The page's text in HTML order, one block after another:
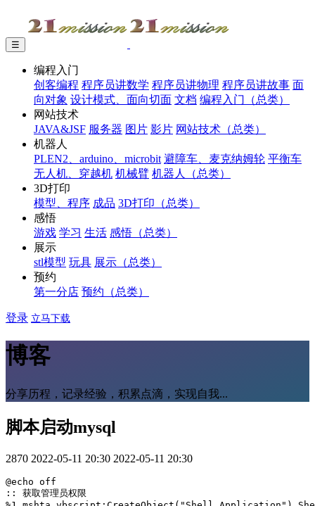
☰
编程入门
创客编程 程序员讲数学 程序员讲物理 程序员讲故事 面
向对象 设计模式、面向切面 文档 编程入门（总类）
网站技术
JAVA&JSF 服务器 图片 影片 网站技术（总类）
机器人
PLEN2、arduino、microbit 避障车、麦克纳姆轮 平衡车
无人机、穿越机 机械臂 机器人（总类）
3D打印
模型、程序 成品 3D打印（总类）
感悟
游戏 学习 生活 感悟（总类）
展示
stl模型 玩具 展示（总类）
预约
第一分店 预约（总类）
登录 立马下载
博客
分享历程，记录经验，积累点滴，实现自我...
脚本启动mysql
2870 2022-05-11 20:30 2022-05-11 20:30
@echo off
:: 获取管理员权限